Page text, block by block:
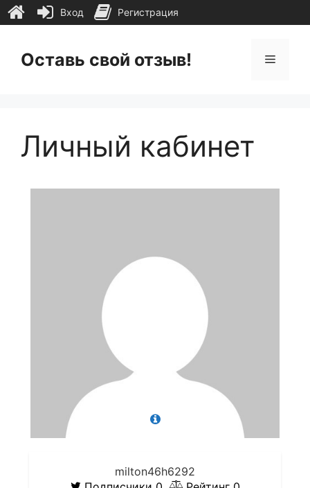
содержимому
Оставь свой отзыв! Меню
Личный кабинет
milton46h6292
Вход Регистрация